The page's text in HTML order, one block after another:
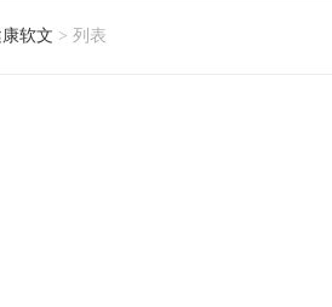
软文 > 列表